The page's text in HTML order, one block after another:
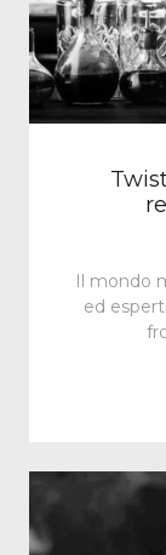
Il mondo
ed